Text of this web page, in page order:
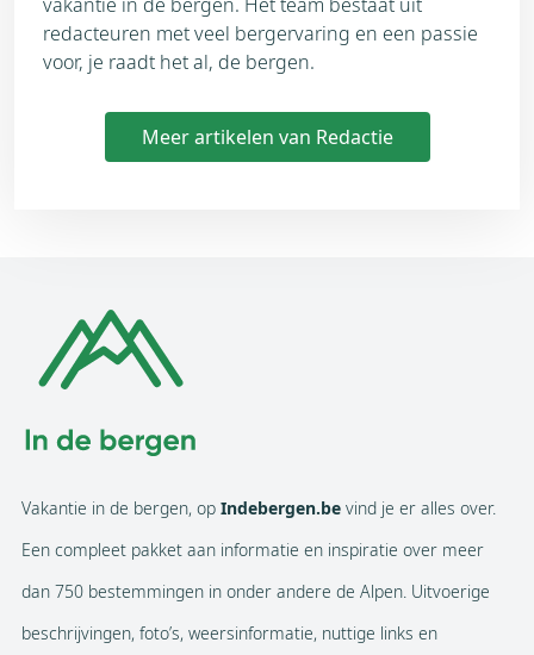
redacteuren met veel bergervaring en een passie
voor, je raadt het al, de bergen.
Meer artikelen van Redactie
Vakantie in de bergen, op Indebergen.be vind je er alles over.
Een compleet pakket aan informatie en inspiratie over meer
dan 750 bestemmingen in onder andere de Alpen. Uitvoerige
beschrijvingen, foto’s, weersinformatie, nuttige links en